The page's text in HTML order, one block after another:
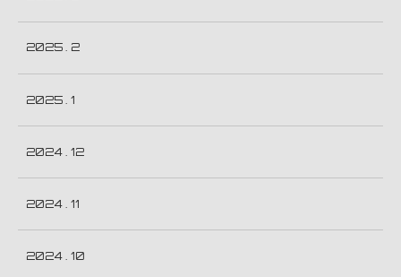
2025 . 2
2025 . 1
2024 . 12
2024 . 11
2024 . 10